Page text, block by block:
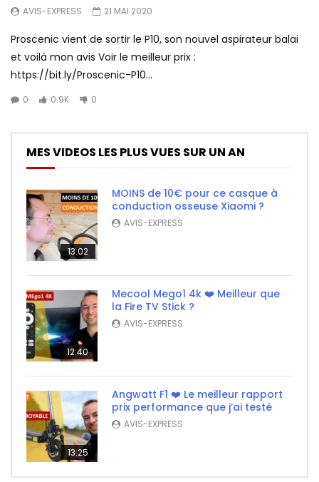
AVIS-EXPRESS 21 MAI 2020
Proscenic vient de sortir le P10, son nouvel aspirateur balai
et voilà mon avis Voir le meilleur prix :
https://bit.ly/Proscenic-P10...
0 0.9K 0
MES VIDEOS LES PLUS VUES SUR UN AN
13:02
MOINS de 10€ pour ce casque à
conduction osseuse Xiaomi ?
AVIS-EXPRESS
12:40
Mecool Mego1 4k ❤️ Meilleur que
la Fire TV Stick ?
AVIS-EXPRESS
13:25
Angwatt F1 ❤️ Le meilleur rapport
prix performance que j’ai testé
AVIS-EXPRESS